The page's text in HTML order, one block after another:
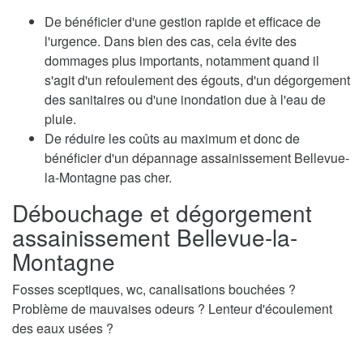
De bénéficier d'une gestion rapide et efficace de
l'urgence. Dans bien des cas, cela évite des
dommages plus importants, notamment quand il
s'agit d'un refoulement des égouts, d'un dégorgement
des sanitaires ou d'une inondation due à l'eau de
pluie.
De réduire les coûts au maximum et donc de
bénéficier d'un dépannage assainissement Bellevue-
la-Montagne pas cher.
Débouchage et dégorgement
assainissement Bellevue-la-
Montagne
Fosses sceptiques, wc, canalisations bouchées ?
Problème de mauvaises odeurs ? Lenteur d'écoulement
des eaux usées ?